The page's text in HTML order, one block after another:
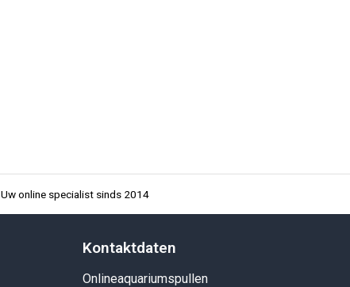
Uw online specialist sinds 2014
Kontaktdaten
Onlineaquariumspullen